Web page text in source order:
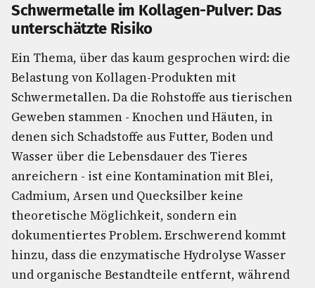
Schwermetalle im Kollagen-Pulver: Das
unterschätzte Risiko
Ein Thema, über das kaum gesprochen wird: die
Belastung von Kollagen-Produkten mit
Schwermetallen. Da die Rohstoffe aus tierischen
Geweben stammen - Knochen und Häuten, in
denen sich Schadstoffe aus Futter, Boden und
Wasser über die Lebensdauer des Tieres
anreichern - ist eine Kontamination mit Blei,
Cadmium, Arsen und Quecksilber keine
theoretische Möglichkeit, sondern ein
dokumentiertes Problem. Erschwerend kommt
hinzu, dass die enzymatische Hydrolyse Wasser
und organische Bestandteile entfernt, während